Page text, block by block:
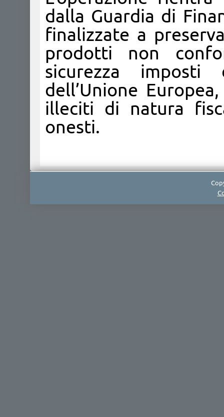
dalla Guardia di
finalizzate a
prodotti non
sicurezza
dell’Unione
illeciti di natura
onesti.